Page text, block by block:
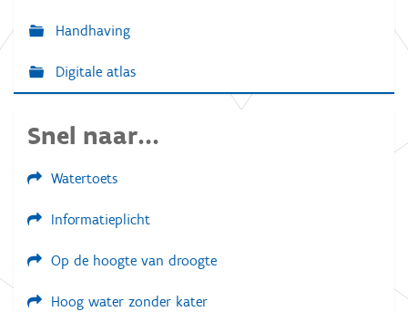
Handhaving
Digitale atlas
Snel naar...
Watertoets
Informatieplicht
Op de hoogte van droogte
Hoog water zonder kater